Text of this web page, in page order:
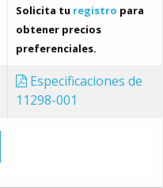
Solicita tu registro para
obtener precios
preferenciales.
Especificaciones de
11298-001